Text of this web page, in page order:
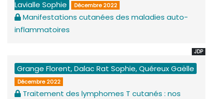
Lavialle Sophie
Décembre 2022
Manifestations cutanées des maladies auto-
inflammatoires
JDP
Grange Florent, Dalac Rat Sophie, Quéreux Gaëlle
Décembre 2022
Traitement des lymphomes T cutanés : nos